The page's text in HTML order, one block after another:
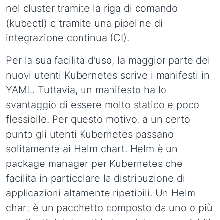
nel cluster tramite la riga di comando
(kubectl) o tramite una pipeline di
integrazione continua (CI).
Per la sua facilità d’uso, la maggior parte dei
nuovi utenti Kubernetes scrive i manifesti in
YAML. Tuttavia, un manifesto ha lo
svantaggio di essere molto statico e poco
flessibile. Per questo motivo, a un certo
punto gli utenti Kubernetes passano
solitamente ai Helm chart. Helm è un
package manager per Kubernetes che
facilita in particolare la distribuzione di
applicazioni altamente ripetibili. Un Helm
chart è un pacchetto composto da uno o più